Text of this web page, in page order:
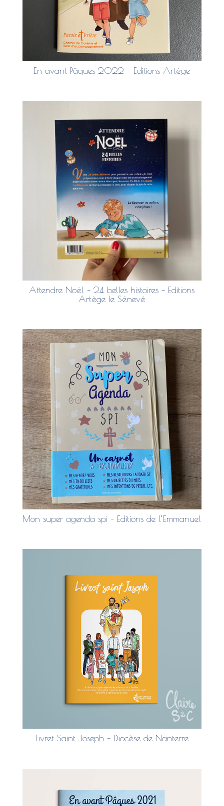
En avant Pâques 2022 – Editions Artège
Attendre Noël – 24 belles histoires – Editions
Artège le Sénevé
Mon super agenda spi – Editions de l’Emmanuel
Livret Saint Joseph – Diocèse de Nanterre